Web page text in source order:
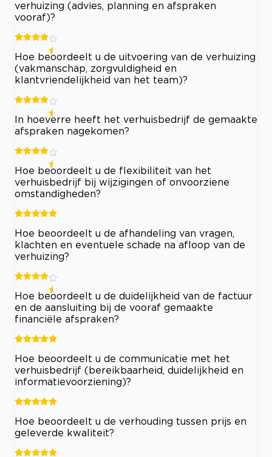
verhuizing (advies, planning en afspraken
vooraf)?
Hoe beoordeelt u de uitvoering van de verhuizing
(vakmanschap, zorgvuldigheid en
klantvriendelijkheid van het team)?
In hoeverre heeft het verhuisbedrijf de gemaakte
afspraken nagekomen?
Hoe beoordeelt u de flexibiliteit van het
verhuisbedrijf bij wijzigingen of onvoorziene
omstandigheden?
Hoe beoordeelt u de afhandeling van vragen,
klachten en eventuele schade na afloop van de
verhuizing?
Hoe beoordeelt u de duidelijkheid van de factuur
en de aansluiting bij de vooraf gemaakte
financiële afspraken?
Hoe beoordeelt u de communicatie met het
verhuisbedrijf (bereikbaarheid, duidelijkheid en
informatievoorziening)?
Hoe beoordeelt u de verhouding tussen prijs en
geleverde kwaliteit?